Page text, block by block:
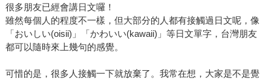
很多朋友已經會講日文囉！
雖然每個人的程度不一樣，但大部分的人都有接觸過日文呢，像
「おいしい(oisii)」「かわいい(kawaii)」等日文單字，台灣朋友
都可以隨時來上幾句的感覺。
可惜的是，很多人接觸一下就放棄了。我常在想，大家是不是覺